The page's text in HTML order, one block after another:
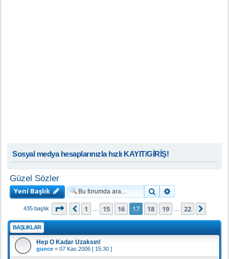
Sosyal medya hesaplarınızla hızlı KAYIT/GİRİŞ!
Güzel Sözler
Yeni Başlık
Ara
435 başlık 17 . sayfa (Toplam22 sayfa)
Önceki
1 15 16 17 18 19 22
BAŞLIKLAR
Hep O Kadar Uzaksın!
gunce « 07 Kas 2006 [ 15:30 ]